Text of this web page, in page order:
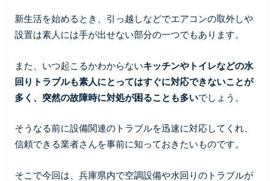
新生活を始めるとき、引っ越しなどでエアコンの取外しや
設置は素人には手が出せない部分の一つでもあります。
また、いつ起こるかわからないキッチンやトイレなどの水
回りトラブルも素人にとってはすぐに対応できないことが
多く、突然の故障時に対処が困ることも多いでしょう。
そうなる前に設備関連のトラブルを迅速に対応してくれ、
信頼できる業者さんを事前に知っておきたいものです。
そこで今回は、兵庫県内で空調設備や水回りのトラブルが